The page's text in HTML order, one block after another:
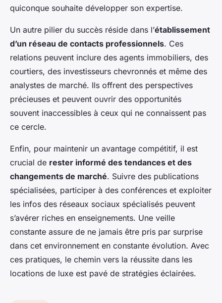
quiconque souhaite développer son expertise.
Un autre pilier du succès réside dans l’établissement
d’un réseau de contacts professionnels. Ces
relations peuvent inclure des agents immobiliers, des
courtiers, des investisseurs chevronnés et même des
analystes de marché. Ils offrent des perspectives
précieuses et peuvent ouvrir des opportunités
souvent inaccessibles à ceux qui ne connaissent pas
ce cercle.
Enfin, pour maintenir un avantage compétitif, il est
crucial de rester informé des tendances et des
changements de marché. Suivre des publications
spécialisées, participer à des conférences et exploiter
les infos des réseaux sociaux spécialisés peuvent
s’avérer riches en enseignements. Une veille
constante assure de ne jamais être pris par surprise
dans cet environnement en constante évolution. Avec
ces pratiques, le chemin vers la réussite dans les
locations de luxe est pavé de stratégies éclairées.